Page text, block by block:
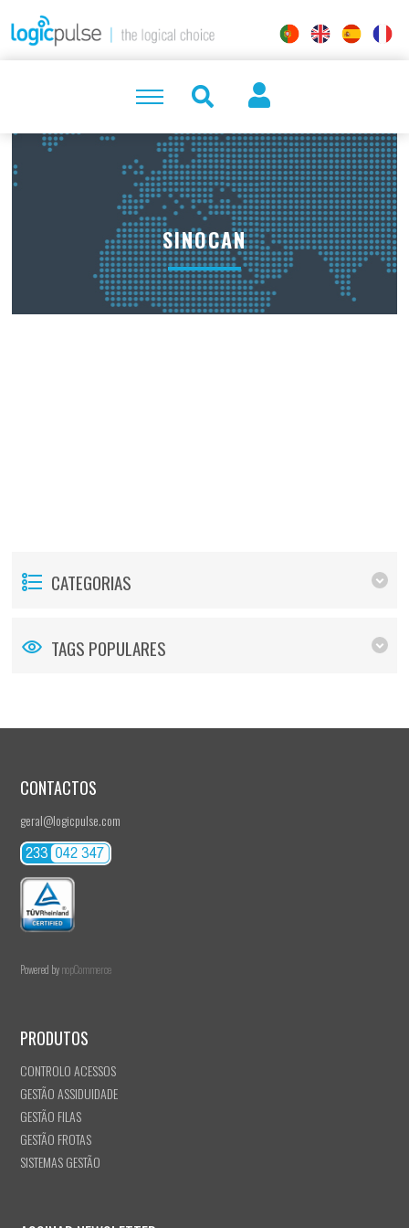
SINOCAN
CATEGORIAS
TAGS POPULARES
CONTACTOS
geral@logicpulse.com
Powered bynopCommerce
PRODUTOS
CONTROLO ACESSOS
GESTÃO ASSIDUIDADE
GESTÃO FILAS
GESTÃO FROTAS
SISTEMAS GESTÃO